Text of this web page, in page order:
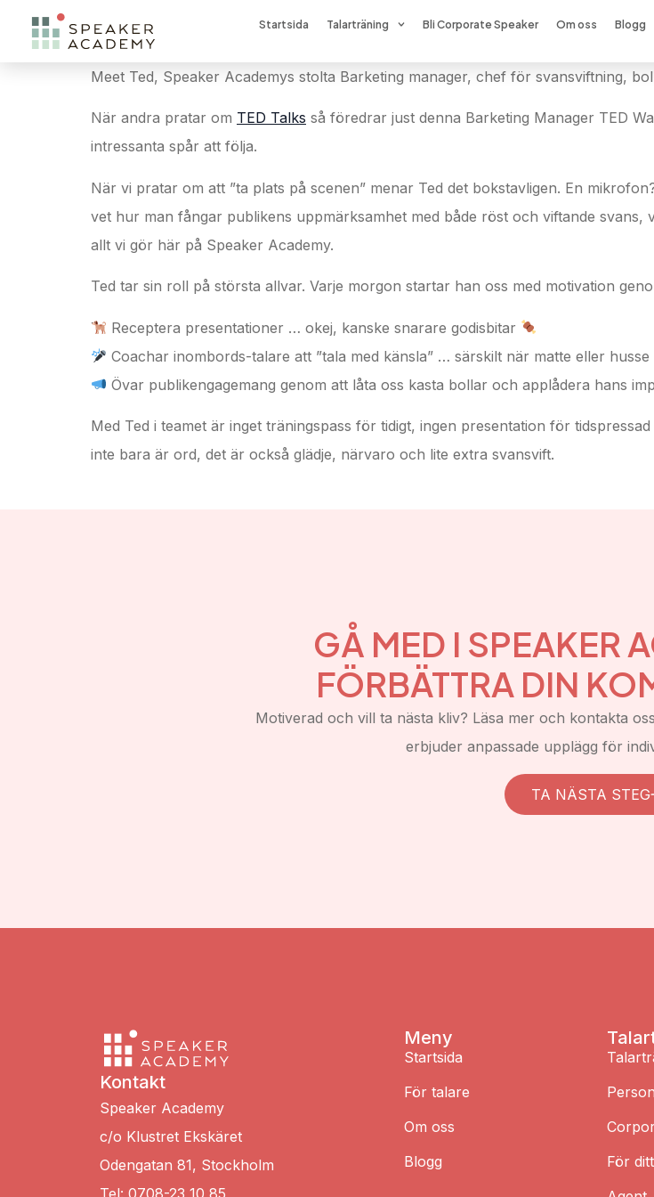
Startsida Talarträning Bli Corporate Speaker Om oss Blogg
Meet Ted, Speaker Academys stolta Barketing manager, chef för svansviftning,
När andra pratar om TED Talks så föredrar just denna Barketing Manager TED
intressanta spår att följa.
När vi pratar om att ”ta plats på scenen” menar Ted det bokstavligen. En
vet hur man fångar publikens uppmärksamhet med både röst och viftande
allt vi gör här på Speaker Academy.
Ted tar sin roll på största allvar. Varje morgon startar han oss med motivation
Receptera presentationer … okej, kanske snarare godisbitar
Coachar inombords-talare att ”tala med känsla” … särskilt när matte eller
Övar publikengagemang genom att låta oss kasta bollar och applådera hans
Med Ted i teamet är inget träningspass för tidigt, ingen presentation för
inte bara är ord, det är också glädje, närvaro och lite extra svansvift.
GÅ MED I SPEAKER
FÖRBÄTTRA DIN
Motiverad och vill ta nästa kliv? Läsa mer och kontakta
erbjuder anpassade upplägg för
TA NÄSTA STEG
Kontakt
Speaker Academy
c/o Klustret Ekskäret
Odengatan 81, Stockholm
Meny
Startsida
För talare
Om oss
Blogg
För